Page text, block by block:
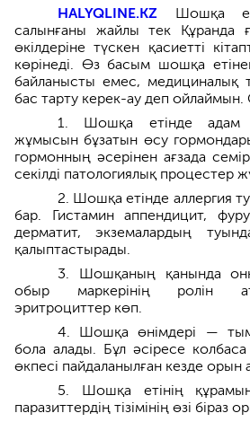
HALYQLINE.KZ Шошқа
салынғаны жайлы тек Құранда
өкілдеріне түскен қасиетті
көрінеді. Өз басым шошқа
байланысты емес, медициналық
бас тарту керек-ау деп ойлаймын.
1. Шошқа етінде адам
жұмысын бұзатын өсу
гормонның әсерінен ағзада
секілді патологиялық процестер
2. Шошқа етінде аллергия
бар. Гистамин аппендицит,
дерматит, экземалардың
қалыптастырады.
3. Шошқаның қанында
обыр маркерінің ролін
эритроциттер көп.
4. Шошқа өнімдері —
бола алады. Бұл әсіресе
өкпесі пайдаланылған кезде орын
5. Шошқа етінің
паразиттердің тізімінің өзі біраз